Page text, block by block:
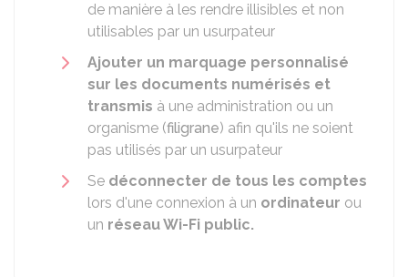
de manière à les rendre illisibles et non
utilisables par un usurpateur
Ajouter un marquage personnalisé
sur les documents numérisés et
transmis à une administration ou un
organisme (filigrane) afin qu'ils ne soient
pas utilisés par un usurpateur
Se déconnecter de tous les comptes
lors d'une connexion à un ordinateur ou
un réseau Wi-Fi public.